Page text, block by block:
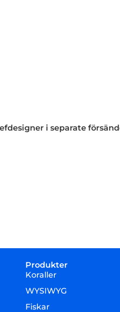
i separate
Produkter
Koraller
WYSIWYG
Fiskar